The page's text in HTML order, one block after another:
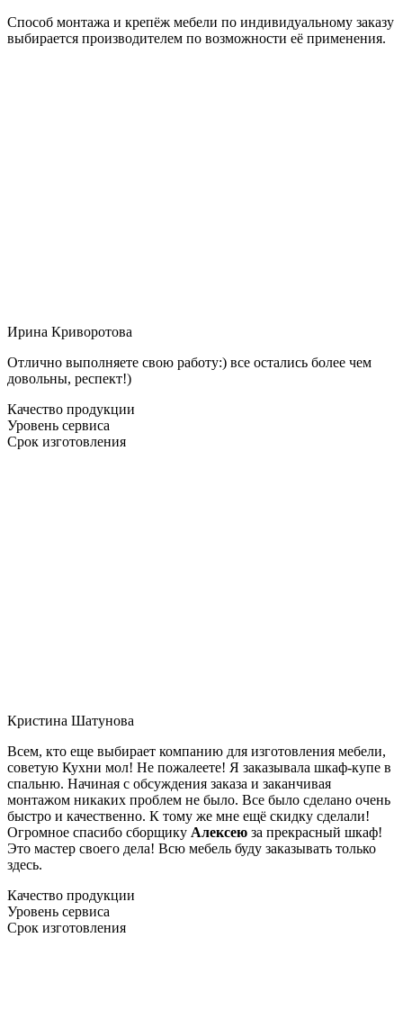
Способ монтажа и крепёж мебели по индивидуальному заказу
выбирается производителем по возможности её применения.
Ирина Криворотова
Отлично выполняете свою работу:) все остались более чем
довольны, респект!)
Качество продукции
Уровень сервиса
Срок изготовления
Кристина Шатунова
Всем, кто еще выбирает компанию для изготовления мебели,
советую Кухни мол! Не пожалеете! Я заказывала шкаф-купе в
спальню. Начиная с обсуждения заказа и заканчивая
монтажом никаких проблем не было. Все было сделано очень
быстро и качественно. К тому же мне ещё скидку сделали!
Огромное спасибо сборщику Алексею за прекрасный шкаф!
Это мастер своего дела! Всю мебель буду заказывать только
здесь.
Качество продукции
Уровень сервиса
Срок изготовления